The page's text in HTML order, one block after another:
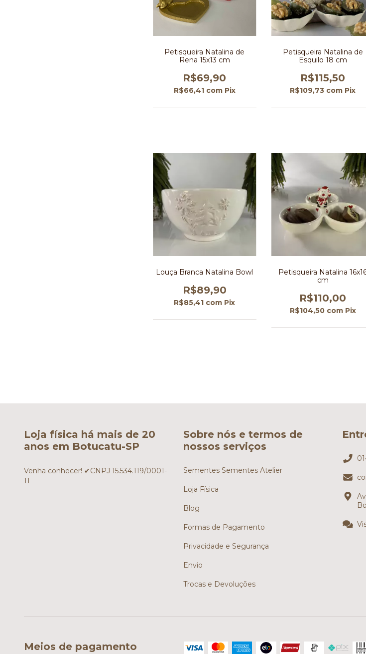
Petisqueira Natalina de
Rena 15x13 cm
R$69,90
R$66,41 com Pix
Petisqueira Natalina de
Esquilo 18 cm
R$115,50
R$109,73 com Pix
Louça Branca Natalina Bowl
R$89,90
R$85,41 com Pix
Petisqueira Natalina
cm
R$110,00
R$104,50 com Pix
Loja física há mais de 20
anos em Botucatu-SP
Venha conhecer! ✔CNPJ 15.534.119/0001-
11
Sobre nós e termos de
nossos serviços
Sementes Sementes Atelier
Loja Física
Blog
Formas de Pagamento
Privacidade e Segurança
Envio
Trocas e Devoluções
Meios de pagamento